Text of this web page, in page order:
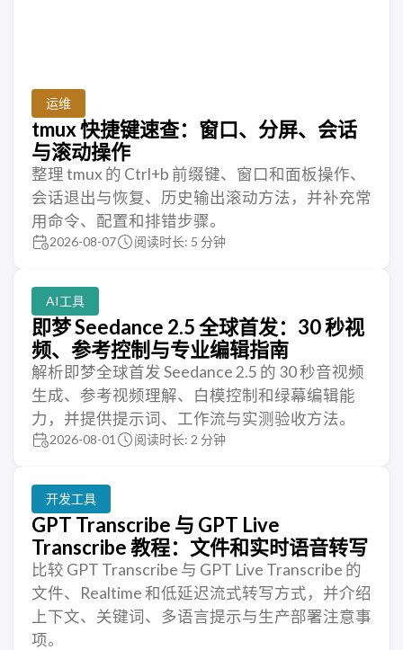
运维
tmux 快捷键速查：窗口、分屏、会话
与滚动操作
整理 tmux 的 Ctrl+b 前缀键、窗口和面板操作、
会话退出与恢复、历史输出滚动方法，并补充常
用命令、配置和排错步骤。
2026-08-07 阅读时长: 5 分钟
AI工具
即梦 Seedance 2.5 全球首发：30 秒视
频、参考控制与专业编辑指南
解析即梦全球首发 Seedance 2.5 的 30 秒音视频
生成、参考视频理解、白模控制和绿幕编辑能
力，并提供提示词、工作流与实测验收方法。
2026-08-01 阅读时长: 2 分钟
开发工具
GPT Transcribe 与 GPT Live
Transcribe 教程：文件和实时语音转写
比较 GPT Transcribe 与 GPT Live Transcribe 的
文件、Realtime 和低延迟流式转写方式，并介绍
上下文、关键词、多语言提示与生产部署注意事
项。